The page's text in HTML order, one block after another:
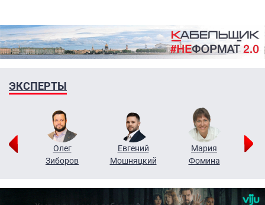
ЭКСПЕРТЫ
Олег
Зиборов
Евгений
Мошняцкий
Мария
Фомина